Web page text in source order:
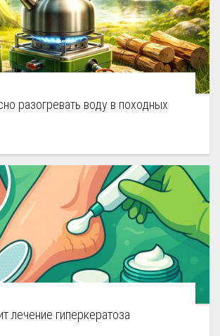
разогревать воду в походных
лечение гиперкератоза